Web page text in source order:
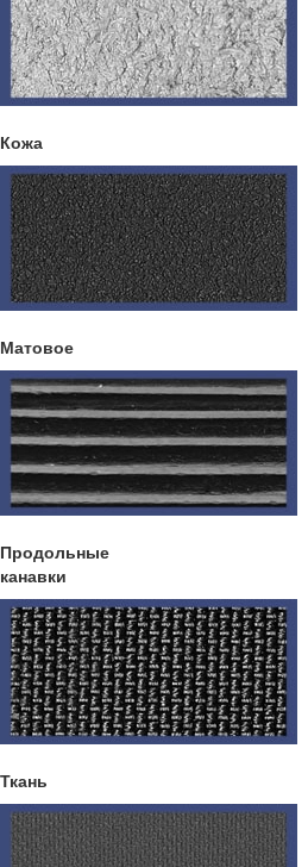
Кожа
Матовое
Продольные
канавки
Ткань